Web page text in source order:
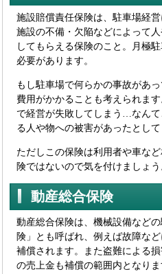
施設賠償責任保険は、駐車場経
施設の不備・欠陥などによって
してもらえる保険のこと。月極
必要があります。
もし駐車場で何らかの事故があ
費用がかかることも考えられま
で経営が失敗してしまう…なん
る人や物への被害があったとして
ただしこの保険は利用者や車な
険ではないので気を付けましょう
動産総合保険
動産総合保険は、機械設備など
険」とも呼ばれ、例えば故障な
補償されます。また盗難による
の売上金も補償の範囲内となり